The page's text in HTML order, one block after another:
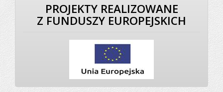
PROJEKTY REALIZOWANE
Z FUNDUSZY EUROPEJSKICH